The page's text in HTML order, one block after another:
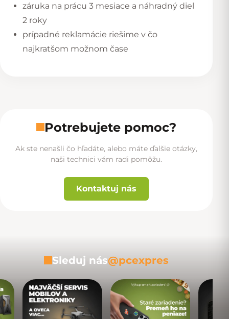
záruka na prácu 3 mesiace a náhradný diel
2 roky
prípadné reklamácie riešime v čo
najkratšom možnom čase
Potrebujete pomoc?
Ak ste nenašli čo hľadáte, alebo máte ďalšie otázky,
naši technici vám radi pomôžu.
Kontaktuj nás
Sleduj nás@pcexpres